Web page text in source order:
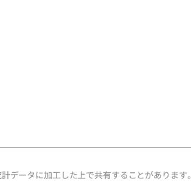
ータに加工した上で共有することがあります。